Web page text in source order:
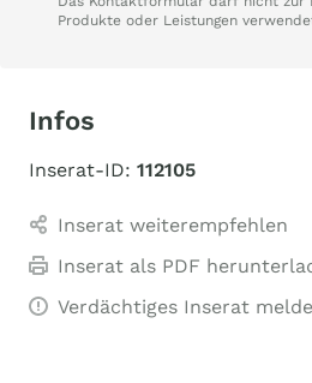
Produkte oder Leistungen
Infos
Inserat-ID: 112105
Inserat weiterempfehlen
Inserat als PDF
Verdächtiges Inserat